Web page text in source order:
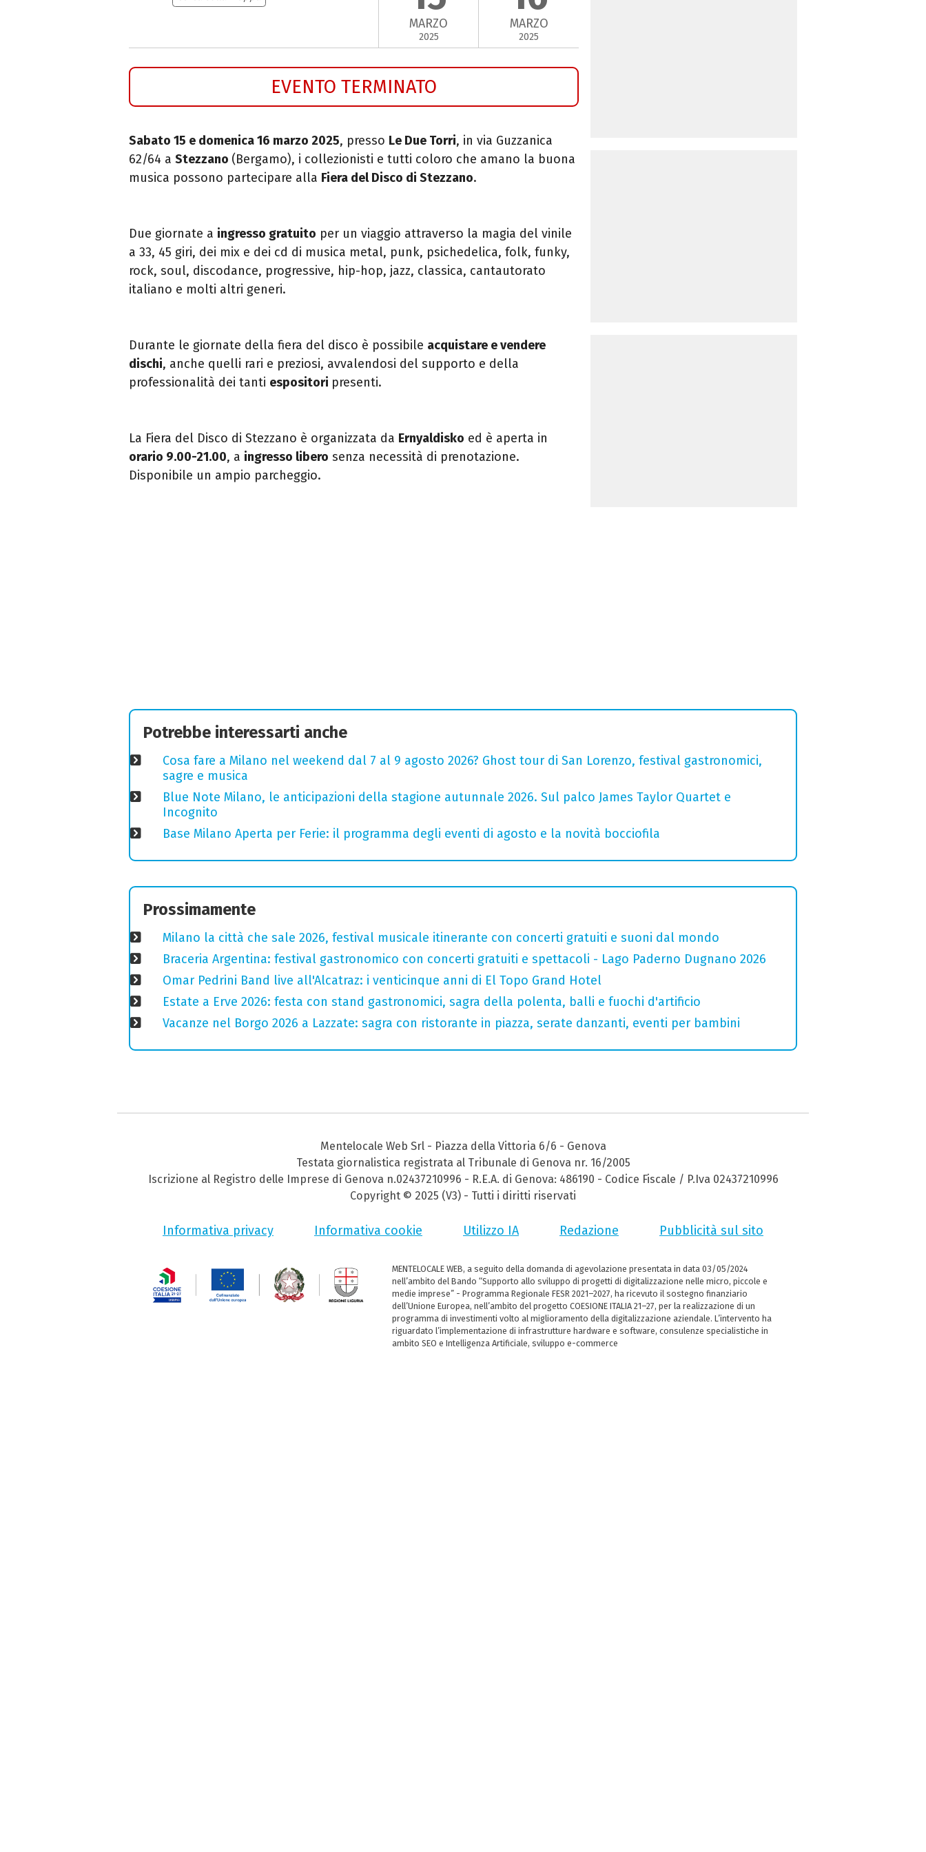
MARZO
2025
MARZO
2025
EVENTO TERMINATO
Sabato 15 e domenica 16 marzo 2025, presso Le Due Torri, in via Guzzanica
62/64 a Stezzano (Bergamo), i collezionisti e tutti coloro che amano la buona
musica possono partecipare alla Fiera del Disco di Stezzano.
Due giornate a ingresso gratuito per un viaggio attraverso la magia del vinile
a 33, 45 giri, dei mix e dei cd di musica metal, punk, psichedelica, folk, funky,
rock, soul, discodance, progressive, hip-hop, jazz, classica, cantautorato
italiano e molti altri generi.
Durante le giornate della fiera del disco è possibile acquistare evendere
dischi, anche quelli rari e preziosi, avvalendosi del supporto e della
professionalità dei tanti espositori presenti.
La Fiera del Disco di Stezzano è organizzata da Ernyaldisko ed è aperta in
orario 9.00-21.00, a ingresso libero senza necessità di prenotazione.
Disponibile un ampio parcheggio.
Potrebbe interessarti anche
Cosa fare a Milano nel weekend dal 7 al 9 agosto 2026? Ghost tour di San Lorenzo, festival gastronomici,
sagre e musica
Blue Note Milano, le anticipazioni della stagione autunnale 2026. Sul palco James Taylor Quartet e
Incognito
Base Milano Aperta per Ferie: il programma degli eventi di agosto e la novità bocciofila
Prossimamente
Milano la città che sale 2026, festival musicale itinerante con concerti gratuiti e suoni dal mondo
Braceria Argentina: festival gastronomico con concerti gratuiti e spettacoli - Lago Paderno Dugnano 2026
Omar Pedrini Band live all'Alcatraz: i venticinque anni di El Topo Grand Hotel
Estate a Erve 2026: festa con stand gastronomici, sagra della polenta, balli e fuochi d'artificio
Vacanze nel Borgo 2026 a Lazzate: sagra con ristorante in piazza, serate danzanti, eventi per bambini
Mentelocale Web Srl - Piazza della Vittoria 6/6 - Genova
Testata giornalistica registrata al Tribunale di Genova nr. 16/2005
Iscrizione al Registro delle Imprese di Genova n.02437210996 - R.E.A. di Genova: 486190 - Codice Fiscale / P.Iva 02437210996
Copyright © 2025 (V3) - Tutti i diritti riservati
Informativa privacy Informativa cookie Utilizzo IA Redazione Pubblicità sul sito
MENTELOCALE WEB, a seguito della domanda di agevolazione presentata in data 03/05/2024
nell’ambito del Bando “Supporto allo sviluppo di progetti di digitalizzazione nelle micro, piccole e
medie imprese” - Programma Regionale FESR 2021–2027, ha ricevuto il sostegno finanziario
dell’Unione Europea, nell’ambito del progetto COESIONE ITALIA 21–27, per la realizzazione di un
programma di investimenti volto al miglioramento della digitalizzazione aziendale. L’intervento ha
riguardato l’implementazione di infrastrutture hardware e software, consulenze specialistiche in
ambito SEO e Intelligenza Artificiale, sviluppo e-commerce